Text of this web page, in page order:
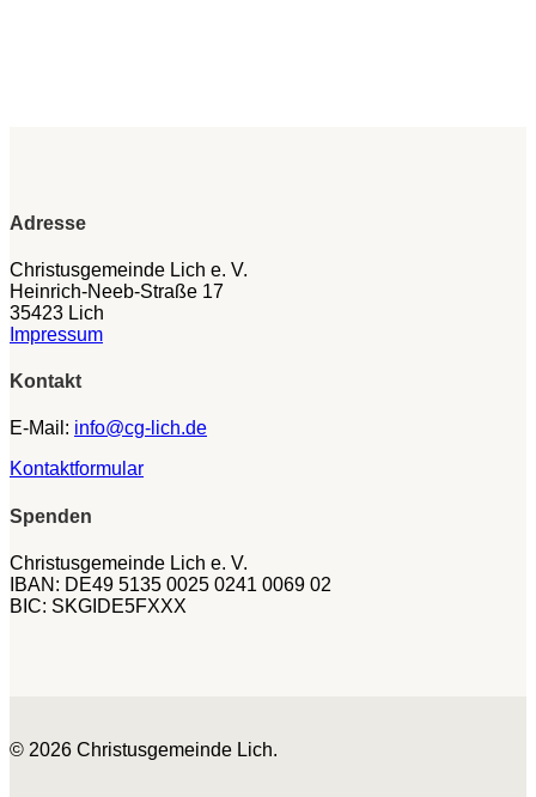
Adresse
Christusgemeinde Lich e. V.
Heinrich-Neeb-Straße 17
35423 Lich
Impressum
Kontakt
E-Mail: info@cg-lich.de
Kontaktformular
Spenden
Christusgemeinde Lich e. V.
IBAN: DE49 5135 0025 0241 0069 02
BIC: SKGIDE5FXXX
© 2026 Christusgemeinde Lich.